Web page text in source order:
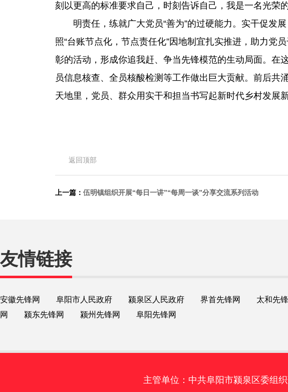
刻以更高的标准要求自己，时刻告诉自己，我是一名光荣
明责任，练就广大党员“善为”的过硬能力。实干促发
照“台账节点化，节点责任化”因地制宜扎实推进，助力党
彰的活动，形成你追我赶、争当先锋模范的生动局面。在
员信息核查、全员核酸检测等工作做出巨大贡献。前后共
天地里，党员、群众用实干和担当书写起新时代乡村发展新
返回顶部
上一篇： 伍明镇组织开展“每日一讲”“每周一谈”分享交流系列活动
友情链接
安徽先锋网 阜阳市人民政府 颍泉区人民政府 界首先锋网 太和先
网
颍东先锋网 颍州先锋网 阜阳先锋网
主管单位：中共阜阳市颍泉区委组